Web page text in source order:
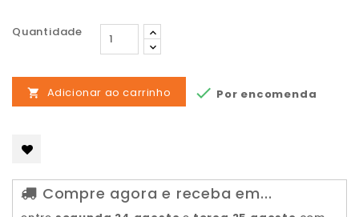
Quantidade
 Adicionar ao carrinho  Por encomenda
Compre agora e receba em...